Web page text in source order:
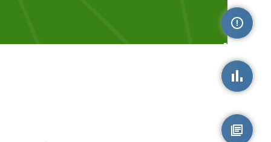
손상정보